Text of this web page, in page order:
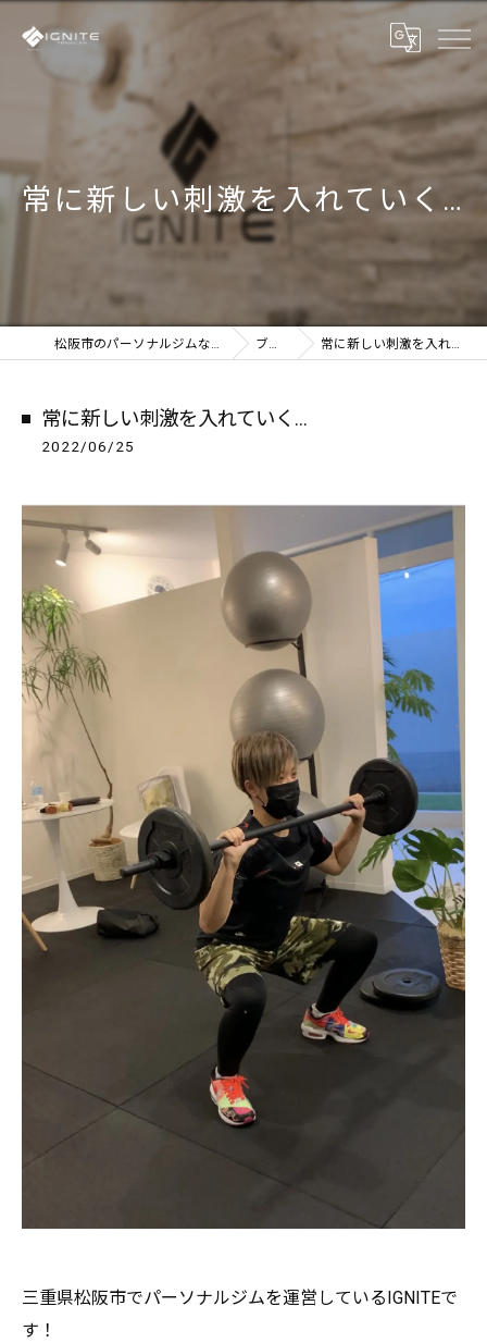
常に新しい刺激を入れていく…
松阪市のパーソナルジムならIGNITE ブログ 常に新しい刺激を入れていく…
常に新しい刺激を入れていく…
2022/06/25
三重県松阪市でパーソナルジムを運営しているIGNITEで
す！